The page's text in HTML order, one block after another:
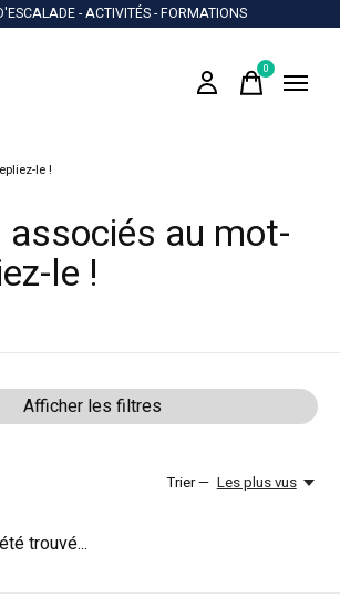
- ACTIVITÉS - FORMATIONS
0items
le !
au mot-
le !
Afficher les filtres
Trier — Les plus vus
trouvé...